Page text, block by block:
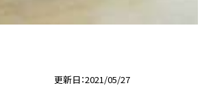
更新日 2021/05/27